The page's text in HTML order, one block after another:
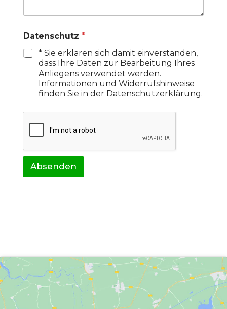
Datenschutz *
* Sie erklären sich damit einverstanden,
dass Ihre Daten zur Bearbeitung Ihres
Anliegens verwendet werden.
Informationen und Widerrufshinweise
finden Sie in der Datenschutzerklärung.
Absenden